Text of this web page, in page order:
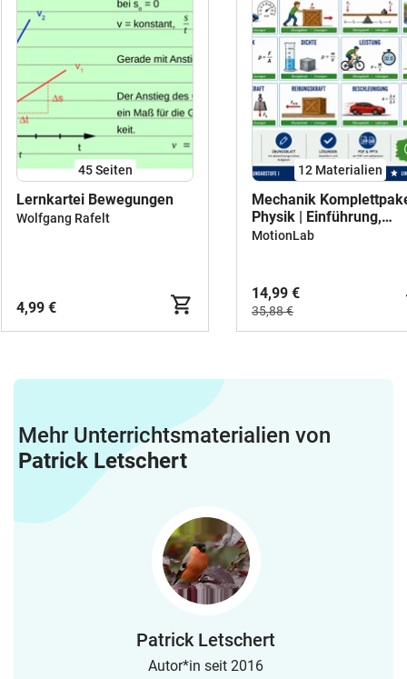
45Seiten
Lernkartei Bewegungen
Wolfgang Rafelt
4,99 €
12 Materialien
Mechanik
Physik | Einführung,
Übungen & Lösungen |
MotionLab
14,99 €
35,88 €
Mehr Unterrichtsmaterialien von
Patrick Letschert
Patrick Letschert
Autor*in seit 2016